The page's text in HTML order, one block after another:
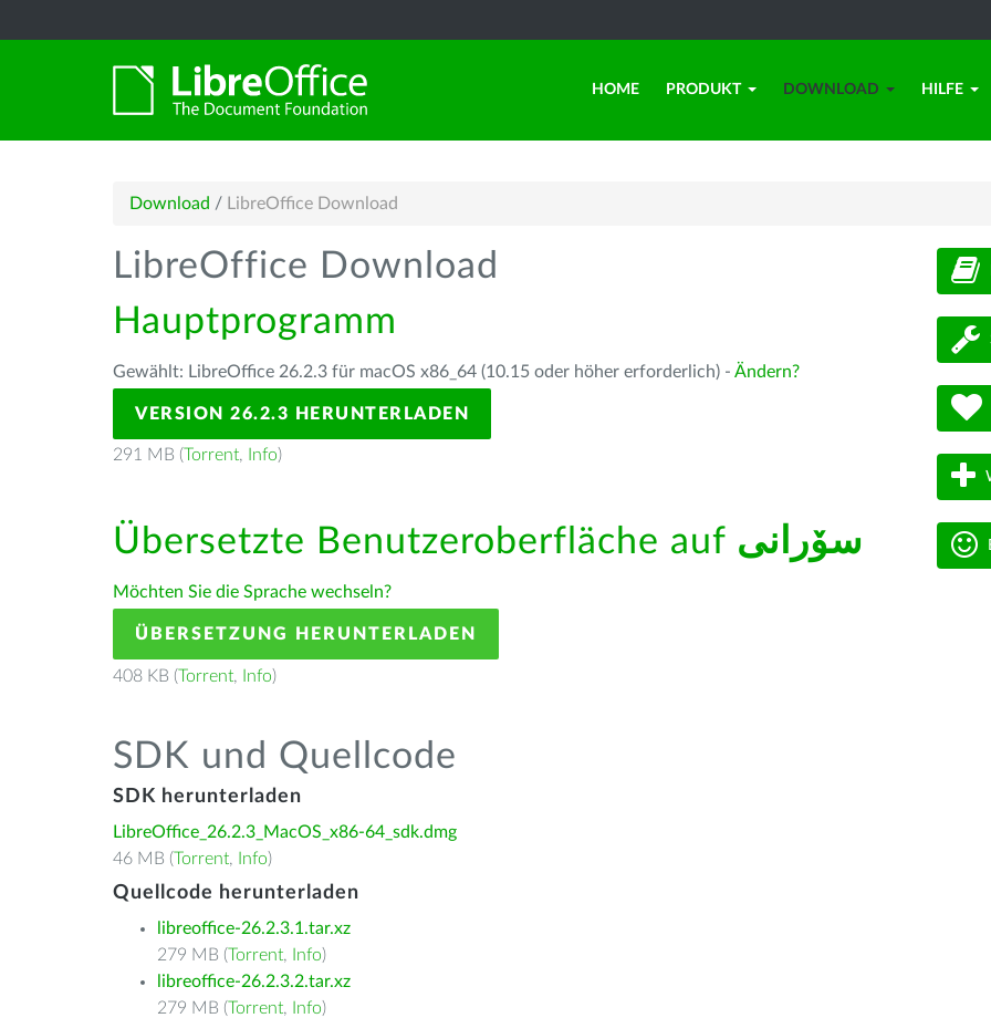
HOME PRODUKT DOWNLOAD HILFE
Download / LibreOffice Download
LibreOffice Download
Hauptprogramm
Gewählt: LibreOffice 26.2.3 für macOS x86_64 (10.15 oder höher erforderlich) - Ändern?
VERSION 26.2.3 HERUNTERLADEN
291 MB (Torrent, Info)
Übersetzte Benutzeroberfläche auf سۆرانی
Möchten Sie die Sprache wechseln?
ÜBERSETZUNG HERUNTERLADEN
408 KB (Torrent, Info)
SDK und Quellcode
SDK herunterladen
LibreOffice_26.2.3_MacOS_x86-64_sdk.dmg
46 MB (Torrent, Info)
Quellcode herunterladen
libreoffice-26.2.3.1.tar.xz
279 MB (Torrent, Info)
libreoffice-26.2.3.2.tar.xz
279 MB (Torrent, Info)